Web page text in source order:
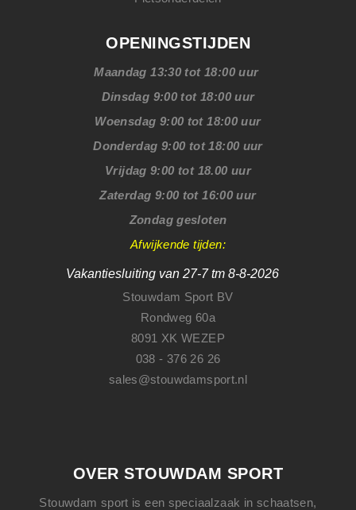
OPENINGSTIJDEN
Maandag 13:30 tot 18:00 uur
Dinsdag 9:00 tot 18:00 uur
Woensdag 9:00 tot 18:00 uur
Donderdag 9:00 tot 18:00 uur
Vrijdag 9:00 tot 18.00 uur
Zaterdag 9:00 tot 16:00 uur
Zondag gesloten
Afwijkende tijden:
Vakantiesluiting van 27-7 tm 8-8-2026
Stouwdam Sport BV
Rondweg 60a
8091 XK WEZEP
038 - 376 26 26
sales@stouwdamsport.nl
OVER STOUWDAM SPORT
Stouwdam sport is een speciaalzaak in schaatsen,